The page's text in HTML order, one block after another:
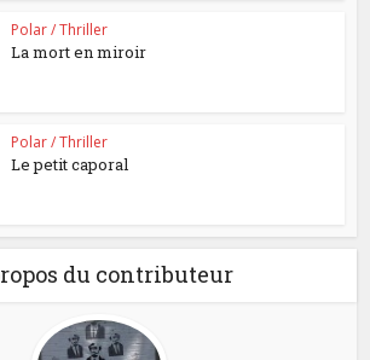
Polar / Thriller
La mort en miroir
Polar / Thriller
Le petit caporal
du contributeur